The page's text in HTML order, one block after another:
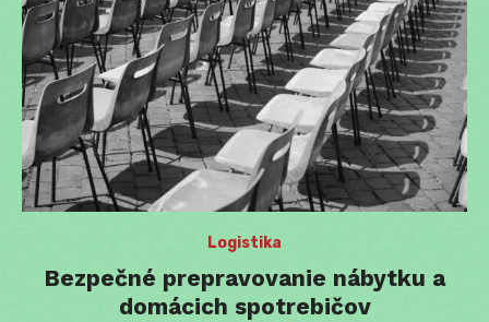
Logistika
Bezpečné prepravovanie nábytku a
domácich spotrebičov